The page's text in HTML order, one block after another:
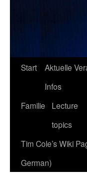
Start
Aktuelle
Infos
Familie
Lecture
topics
Tim Cole’s Wiki
German)